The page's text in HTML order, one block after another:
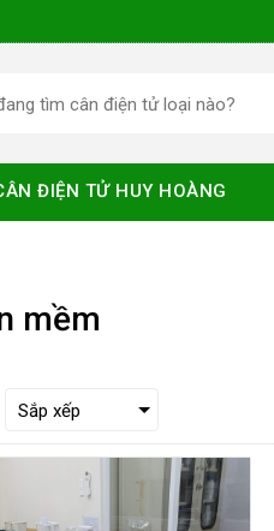
mềm
ĐIỆN TỬ HUY HOÀNG